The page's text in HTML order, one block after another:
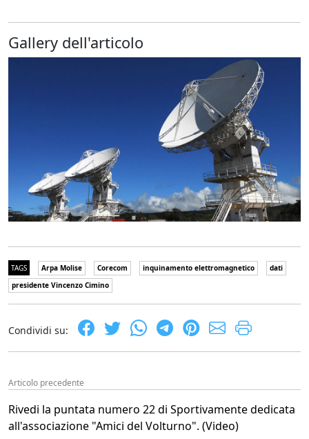
Gallery dell'articolo
TAGS Arpa Molise Corecom inquinamento elettromagnetico
dati
presidente Vincenzo Cimino
Condividi su:
Articolo precedente
Rivedi la puntata numero 22 di Sportivamente dedicata
all'associazione "Amici del Volturno". (Video)